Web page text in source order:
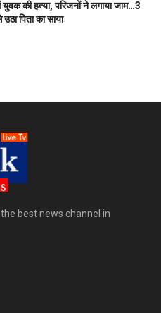
युवक की हत्या, परिजनों ने लगाया जाम…3
पिता का साया
best news channel in